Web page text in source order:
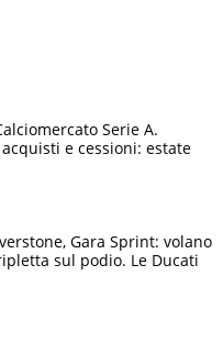
Serie A.
e cessioni: estate
Gara Sprint: volano
sul podio. Le Ducati